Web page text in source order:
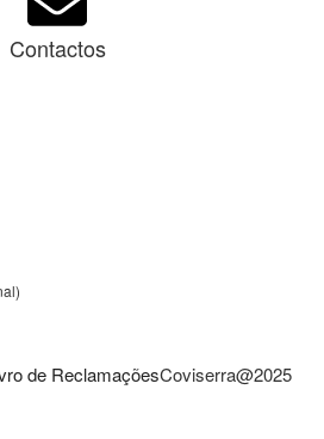
Contactos
de ReclamaçõesCoviserra@2025